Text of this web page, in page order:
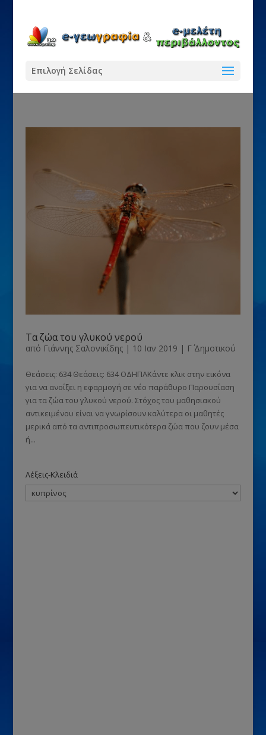
Επιλογή Σελίδας
Τα ζώα του γλυκού νερού
από Γιάννης Σαλονικίδης| 10 Ιαν 2019 | Γ΄ Δημοτικού
Θεάσεις: 634 Θεάσεις: 634 ΟΔΗΓΙΑΚάντε κλικ στην εικόνα
για να ανοίξει η εφαρμογή σε νέο παράθυρο Παρουσίαση
για τα ζώα του γλυκού νερού. Στόχος του μαθησιακού
αντικειμένου είναι να γνωρίσουν καλύτερα οι μαθητές
μερικά από τα αντιπροσωπευτικότερα ζώα που ζουν μέσα
ή...
Λέξεις-Κλειδιά